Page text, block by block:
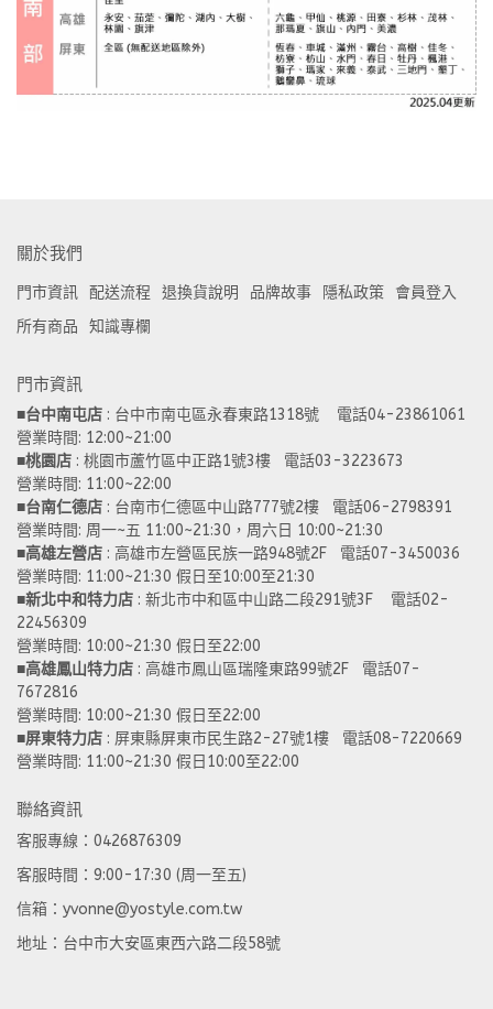
關於我們
門市資訊 配送流程 退換貨說明 品牌故事 隱私政策
會員登入
所有商品
知識專欄
門市資訊
■台中南屯店 : 台中市南屯區永春東路1318號    電話04-23861061
營業時間: 12:00~21:00
■桃園店 : 桃園市蘆竹區中正路1號3樓   電話03-3223673
營業時間: 11:00~22:00
■台南仁德店 : 台南市仁德區中山路777號2樓   電話06-2798391
營業時間: 周一~五 11:00~21:30，周六日 10:00~21:30
■高雄左營店 : 高雄市左營區民族一路948號2F   電話07-3450036
營業時間: 11:00~21:30 假日至10:00至21:30
■新北中和特力店 : 新北市中和區中山路二段291號3F    電話02-
22456309
營業時間: 10:00~21:30 假日至22:00
■高雄鳳山特力店 : 高雄市鳳山區瑞隆東路99號2F   電話07-
7672816
營業時間: 10:00~21:30 假日至22:00
■屏東特力店 : 屏東縣屏東市民生路2-27號1樓   電話08-7220669
營業時間: 11:00~21:30 假日10:00至22:00
聯絡資訊
客服專線：0426876309
客服時間：9:00-17:30 (周一至五)
信箱：yvonne@yostyle.com.tw
地址：台中市大安區東西六路二段58號